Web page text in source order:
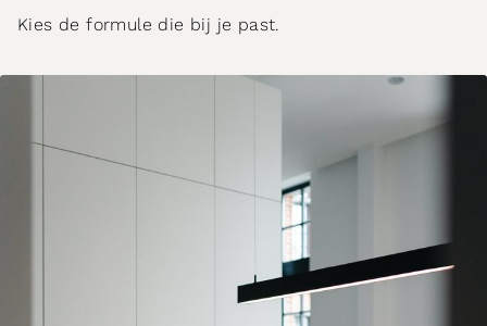
Kies de formule die bij je past.